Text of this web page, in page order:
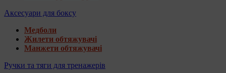
Аксесуари для боксу
Медболи
Жилети обтяжувачі
Манжети обтяжувачі
Ручки та тяги для тренажерів